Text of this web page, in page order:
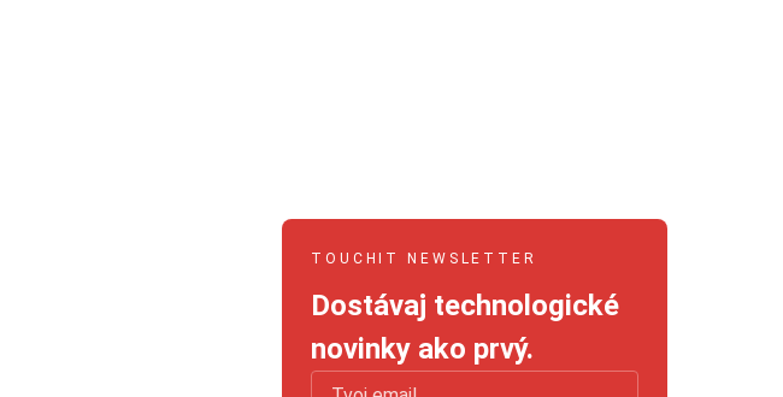
TOUCHIT NEWSLETTER
Dostávaj technologické
novinky ako prvý.